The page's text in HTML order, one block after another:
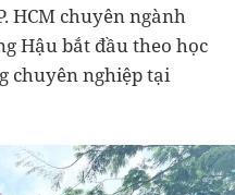
HCM chuyên ngành
Hậu bắt đầu theo học
chuyên nghiệp tại